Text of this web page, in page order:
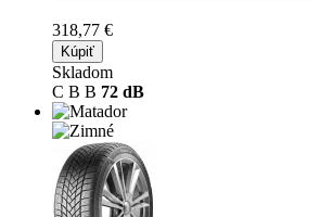
318,77 €
Kúpiť
Skladom
C B B 72 dB